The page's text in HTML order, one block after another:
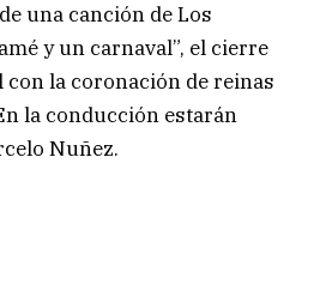
una canción de Los
y un carnaval”, el cierre
con la coronación de reinas
la conducción estarán
Nuñez.